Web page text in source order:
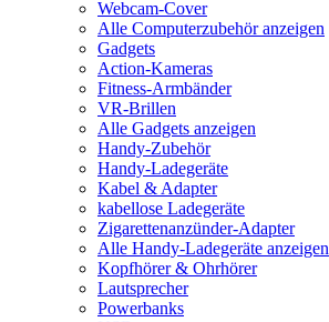
Webcam-Cover
Alle Computerzubehör anzeigen
Gadgets
Action-Kameras
Fitness-Armbänder
VR-Brillen
Alle Gadgets anzeigen
Handy-Zubehör
Handy-Ladegeräte
Kabel & Adapter
kabellose Ladegeräte
Zigarettenanzünder-Adapter
Alle Handy-Ladegeräte anzeigen
Kopfhörer & Ohrhörer
Lautsprecher
Powerbanks